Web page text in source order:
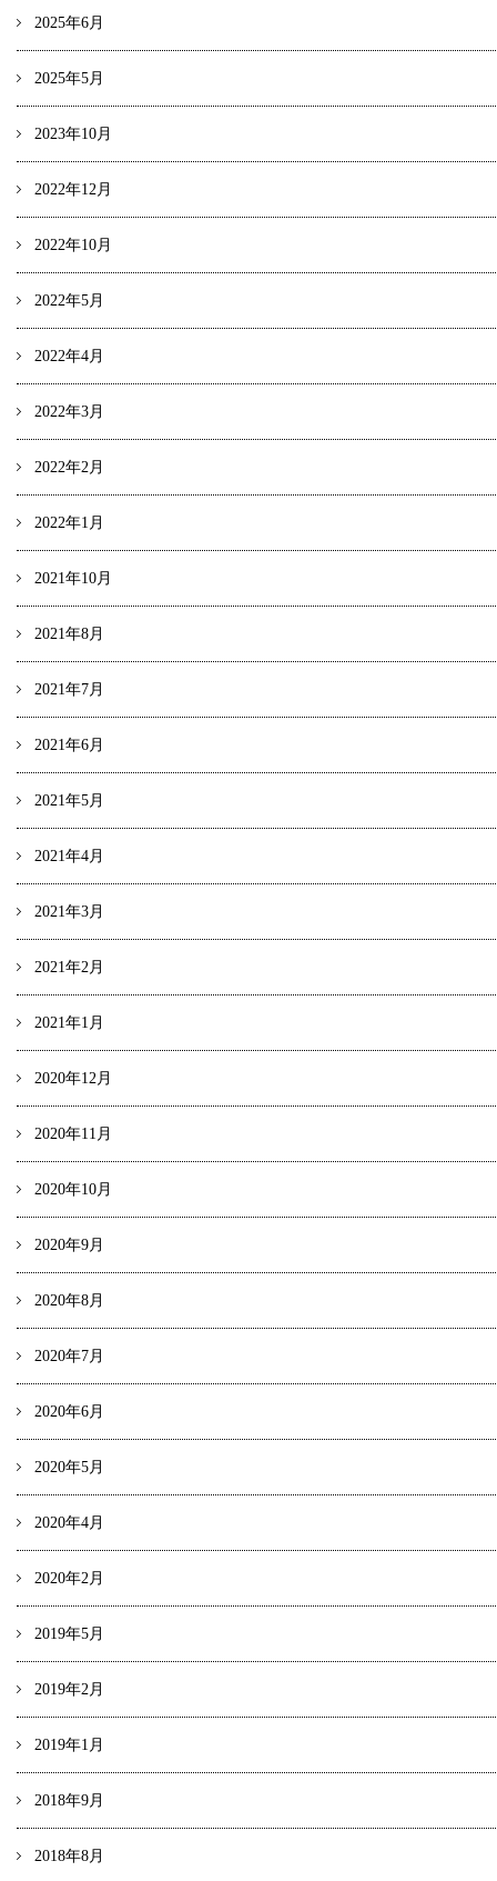
2025年6月
2025年5月
2023年10月
2022年12月
2022年10月
2022年5月
2022年4月
2022年3月
2022年2月
2022年1月
2021年10月
2021年8月
2021年7月
2021年6月
2021年5月
2021年4月
2021年3月
2021年2月
2021年1月
2020年12月
2020年11月
2020年10月
2020年9月
2020年8月
2020年7月
2020年6月
2020年5月
2020年4月
2020年2月
2019年5月
2019年2月
2019年1月
2018年9月
2018年8月